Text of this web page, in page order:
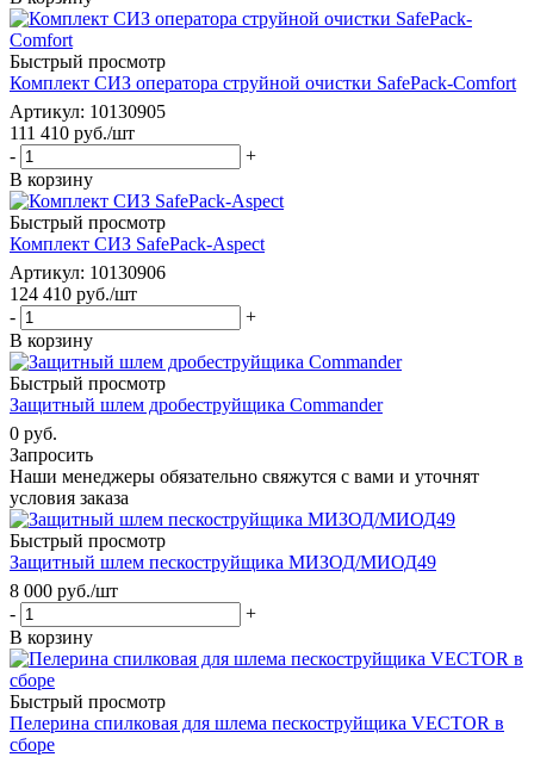
Быстрый просмотр
Комплект СИЗ оператора струйной очистки SafePack-Comfort
Артикул: 10130905
111 410 руб./шт
-
+
В корзину
Быстрый просмотр
Комплект СИЗ SafePack-Aspect
Артикул: 10130906
124 410 руб./шт
-
+
В корзину
Быстрый просмотр
Защитный шлем дробеструйщика Commander
0 руб.
Запросить
Наши менеджеры обязательно свяжутся с вами и уточнят
условия заказа
Быстрый просмотр
Защитный шлем пескоструйщика МИЗОД/МИОД49
8 000 руб./шт
-
+
В корзину
Быстрый просмотр
Пелерина спилковая для шлема пескоструйщика VECTOR в
сборе